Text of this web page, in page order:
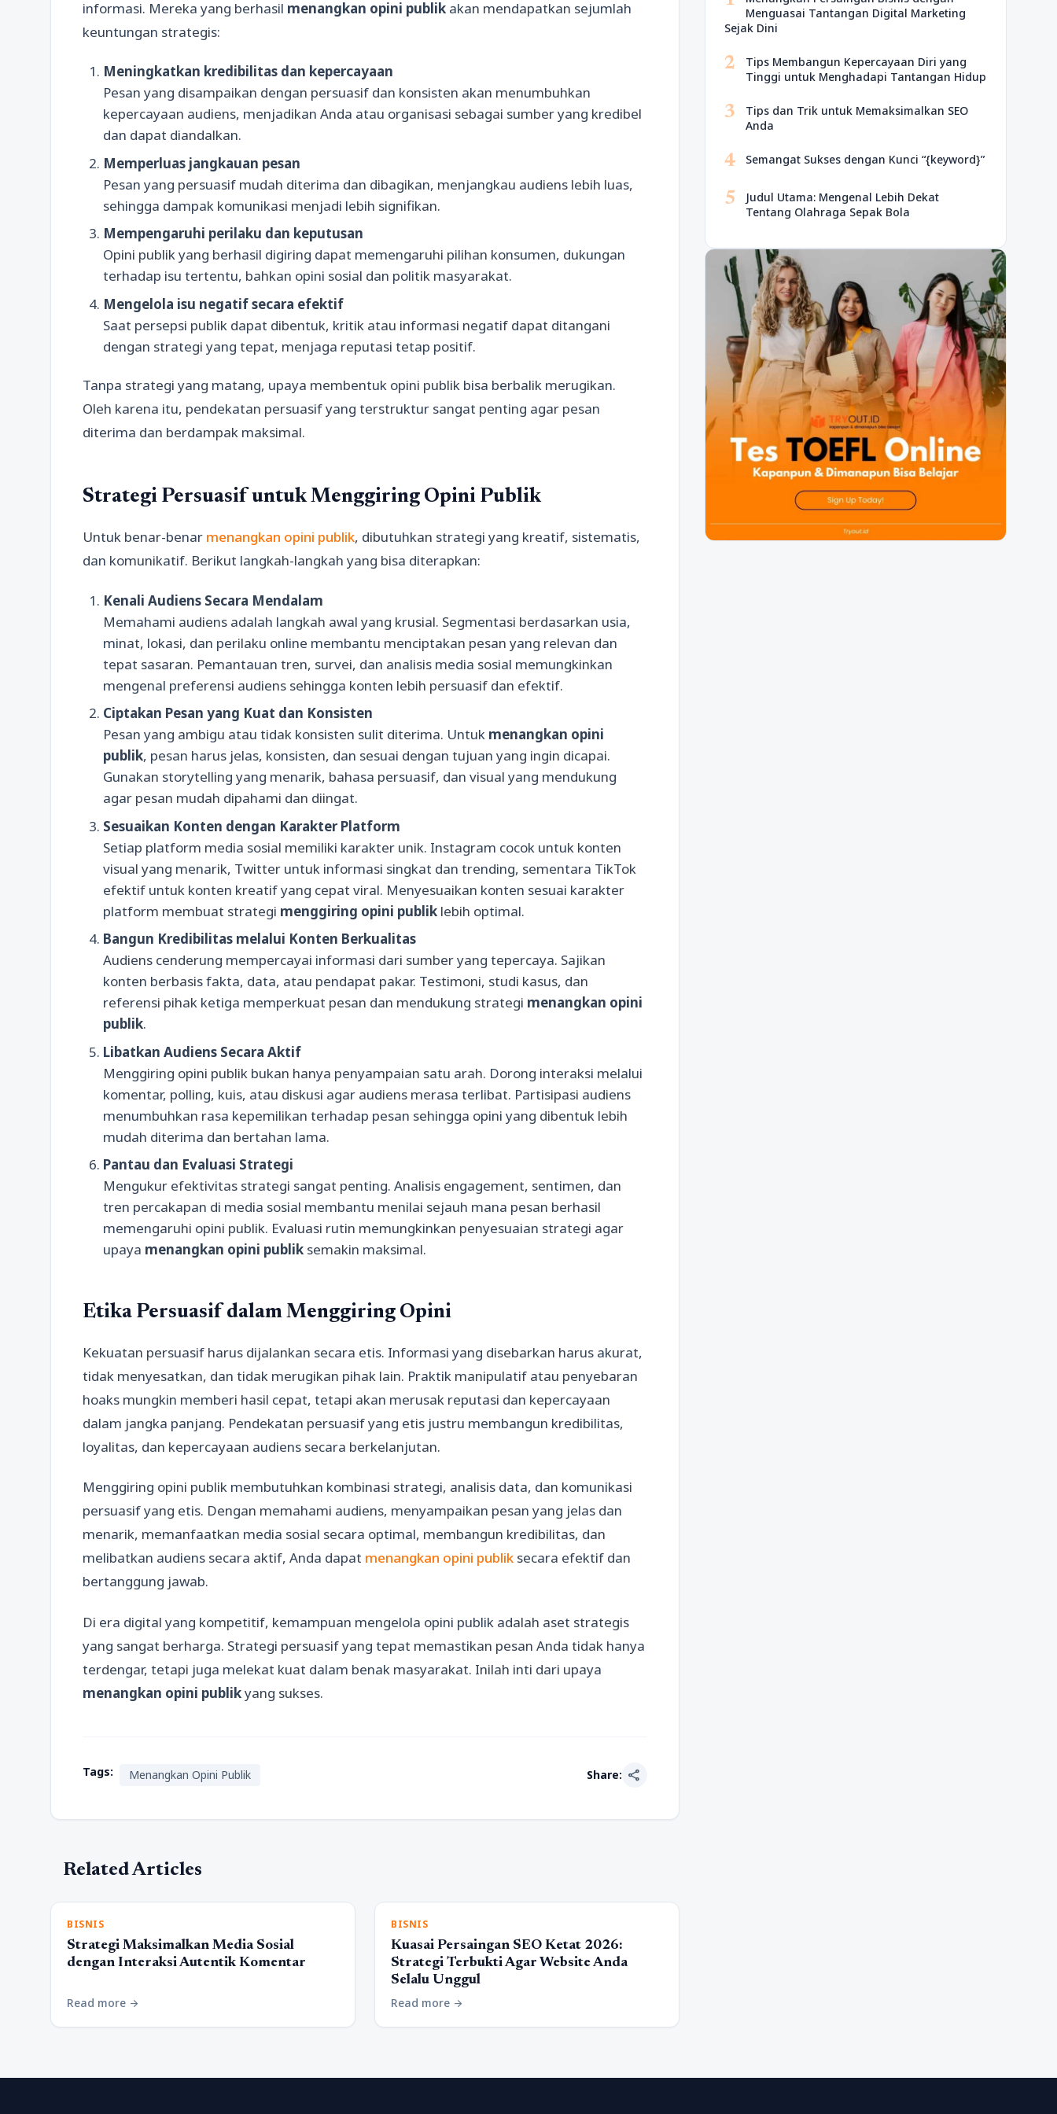
informasi. Mereka yang berhasil menangkan opini publik akan mendapatkan sejumlah
keuntungan strategis:
Meningkatkan kredibilitas dan kepercayaan
Pesan yang disampaikan dengan persuasif dan konsisten akan menumbuhkan
kepercayaan audiens, menjadikan Anda atau organisasi sebagai sumber yang kredibel
dan dapat diandalkan.
Memperluas jangkauan pesan
Pesan yang persuasif mudah diterima dan dibagikan, menjangkau audiens lebih luas,
sehingga dampak komunikasi menjadi lebih signifikan.
Mempengaruhi perilaku dan keputusan
Opini publik yang berhasil digiring dapat memengaruhi pilihan konsumen, dukungan
terhadap isu tertentu, bahkan opini sosial dan politik masyarakat.
Mengelola isu negatif secara efektif
Saat persepsi publik dapat dibentuk, kritik atau informasi negatif dapat ditangani
dengan strategi yang tepat, menjaga reputasi tetap positif.
Tanpa strategi yang matang, upaya membentuk opini publik bisa berbalik merugikan.
Oleh karena itu, pendekatan persuasif yang terstruktur sangat penting agar pesan
diterima dan berdampak maksimal.
Strategi Persuasif untuk Menggiring Opini Publik
Untuk benar-benar menangkan opini publik, dibutuhkan strategi yang kreatif, sistematis,
dan komunikatif. Berikut langkah-langkah yang bisa diterapkan:
Kenali Audiens Secara Mendalam
Memahami audiens adalah langkah awal yang krusial. Segmentasi berdasarkan usia,
minat, lokasi, dan perilaku online membantu menciptakan pesan yang relevan dan
tepat sasaran. Pemantauan tren, survei, dan analisis media sosial memungkinkan
mengenal preferensi audiens sehingga konten lebih persuasif dan efektif.
Ciptakan Pesan yang Kuat dan Konsisten
Pesan yang ambigu atau tidak konsisten sulit diterima. Untuk menangkan opini
publik, pesan harus jelas, konsisten, dan sesuai dengan tujuan yang ingin dicapai.
Gunakan storytelling yang menarik, bahasa persuasif, dan visual yang mendukung
agar pesan mudah dipahami dan diingat.
Sesuaikan Konten dengan Karakter Platform
Setiap platform media sosial memiliki karakter unik. Instagram cocok untuk konten
visual yang menarik, Twitter untuk informasi singkat dan trending, sementara TikTok
efektif untuk konten kreatif yang cepat viral. Menyesuaikan konten sesuai karakter
platform membuat strategi menggiring opini publiklebih optimal.
Bangun Kredibilitas melalui Konten Berkualitas
Audiens cenderung mempercayai informasi dari sumber yang tepercaya. Sajikan
konten berbasis fakta, data, atau pendapat pakar. Testimoni, studi kasus, dan
referensi pihak ketiga memperkuat pesan dan mendukung strategi menangkan opini
publik.
Libatkan Audiens Secara Aktif
Menggiring opini publik bukan hanya penyampaian satu arah. Dorong interaksi melalui
komentar, polling, kuis, atau diskusi agar audiens merasa terlibat. Partisipasi audiens
menumbuhkan rasa kepemilikan terhadap pesan sehingga opini yang dibentuk lebih
mudah diterima dan bertahan lama.
Pantau dan Evaluasi Strategi
Mengukur efektivitas strategi sangat penting. Analisis engagement, sentimen, dan
tren percakapan di media sosial membantu menilai sejauh mana pesan berhasil
memengaruhi opini publik. Evaluasi rutin memungkinkan penyesuaian strategi agar
upaya menangkan opini publiksemakin maksimal.
Etika Persuasif dalam Menggiring Opini
Kekuatan persuasif harus dijalankan secara etis. Informasi yang disebarkan harus akurat,
tidak menyesatkan, dan tidak merugikan pihak lain. Praktik manipulatif atau penyebaran
hoaks mungkin memberi hasil cepat, tetapi akan merusak reputasi dan kepercayaan
dalam jangka panjang. Pendekatan persuasif yang etis justru membangun kredibilitas,
loyalitas, dan kepercayaan audiens secara berkelanjutan.
Menggiring opini publik membutuhkan kombinasi strategi, analisis data, dan komunikasi
persuasif yang etis. Dengan memahami audiens, menyampaikan pesan yang jelas dan
menarik, memanfaatkan media sosial secara optimal, membangun kredibilitas, dan
melibatkan audiens secara aktif, Anda dapat menangkan opini publik secara efektif dan
bertanggung jawab.
Di era digital yang kompetitif, kemampuan mengelola opini publik adalah aset strategis
yang sangat berharga. Strategi persuasif yang tepat memastikan pesan Anda tidak hanya
terdengar, tetapi juga melekat kuat dalam benak masyarakat. Inilah inti dari upaya
menangkan opini publikyang sukses.
Tags: Menangkan Opini Publik Share: share
Related Articles
BISNIS
Strategi Maksimalkan Media Sosial
dengan Interaksi Autentik Komentar
Read more arrow_forward
BISNIS
Kuasai Persaingan SEO Ketat 2026:
Strategi Terbukti Agar Website Anda
Selalu Unggul
Read more arrow_forward
Menguasai Tantangan Digital Marketing
Sejak Dini
2
Tips Membangun Kepercayaan Diri yang
Tinggi untuk Menghadapi Tantangan Hidup
3
Tips dan Trik untuk Memaksimalkan SEO
Anda
4 Semangat Sukses dengan Kunci “{keyword}”
5
Judul Utama: Mengenal Lebih Dekat
Tentang Olahraga Sepak Bola